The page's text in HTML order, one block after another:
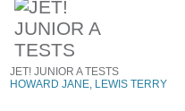
JET! JUNIOR A TESTS
HOWARD JANE, LEWIS TERRY